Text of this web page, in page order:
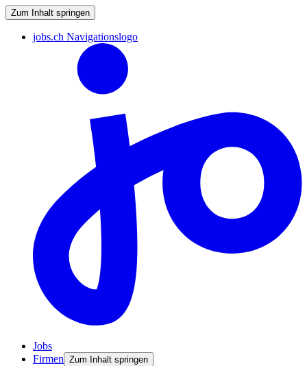
Zum Inhalt springen
jobs.ch Navigationslogo
Jobs
Firmen Zum Inhalt springen